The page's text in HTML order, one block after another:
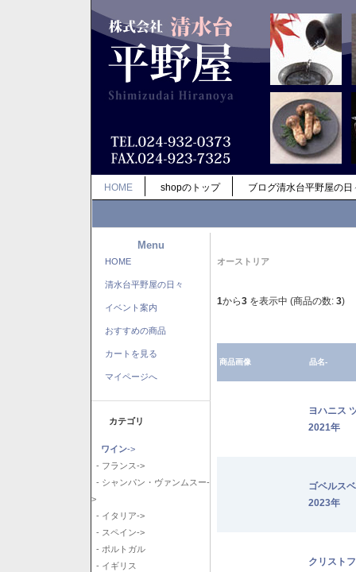
HOME shopのトップ ブログ清水台平野屋の日
Menu
HOME
清水台平野屋の日々
イベント案内
おすすめの商品
カートを見る
マイページへ
カテゴリ
ワイン->
- フランス->
- シャンパン・ヴァンムスー-
>
- イタリア->
- スペイン->
- ポルトガル
- イギリス
オーストリア
1から3 を表示中 (商品の数: 3)
商品画像 品名-
ヨハニス
2021年
ゴベルス
2023年
クリスト